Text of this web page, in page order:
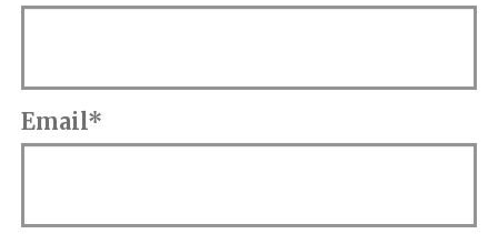
Email*